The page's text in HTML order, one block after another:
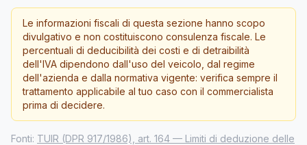
Le informazioni fiscali di questa sezione hanno scopo
divulgativo e non costituiscono consulenza fiscale. Le
percentuali di deducibilità dei costi e di detraibilità
dell'IVA dipendono dall'uso del veicolo, dal regime
dell'azienda e dalla normativa vigente: verifica sempre il
trattamento applicabile al tuo caso con il commercialista
prima di decidere.
Fonti: TUIR (DPR 917/1986), art. 164 — Limiti di deduzione delle